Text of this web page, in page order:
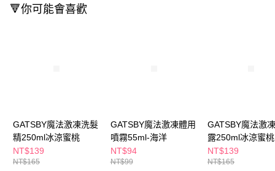
※ 請注意：結帳手續完成當下不需立刻繳費，但若您需要取消訂單，請聯絡
權轉讓予恩沛科技股份有限公司。
２．關於個人資料處理事宜，請瀏覽以下網址：
https://aftee.tw/terms/#terms3
３．未成年的使用者請事先徵得法定代理人或監護人之同意方可使用
「AFTEE先享後付」，若未經同意申辦者引起之損失，本公司不負相關責
萊爾富取貨付款
付款後7-11取貨
每筆NT$65，滿NT$490(含以上)免運費
宅配(本島)
🔻你可能會喜歡
GATSBY魔法激凍洗髮
精250ml冰涼蜜桃
NT$139
NT$165
GATSBY魔法激凍體用
噴霧55ml-海洋
NT$94
NT$99
GATSBY魔法激
露250ml冰涼蜜桃
NT$139
NT$165